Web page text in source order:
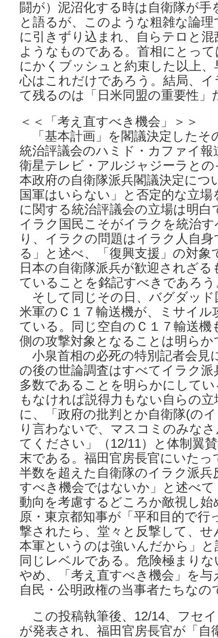
闘が）泥沼化する時は自衛隊が
と語るが、このような粗雑な論
に引きずり込まれ、自らテロと
ようなものである。首相にとっ
にかくブッシュと約束した以上
心はこれだけであろう。結局、
て残るのは「日米同盟の重要性」
＜＜「考え直すべき機会」＞＞
「基本計画」を閣議決定したそ
統治評議会のハミド・カファイ
衛星テレビ・アルジャジーラと
本政府の自衛隊派兵閣議決定につ
国軍はいらない」と否定的な立場
に関する統治評議会の立場は明
イラク国民こそがイラクを統治
り、イラクの問題はイラク人自
る」と述べ、「復興支援」の対象
日本の自衛隊派兵が歓迎されざ
ていることを銘記すべきであろう
そして同じその日、バグダッド
米軍のＣ１７輸送機が、ミサイル
ている。同じ空自のＣ１７輸送
側の攻撃対象となることは明らか
小泉首相の必死の特別記者会見
の後の世論調査はすべてイラク派
多数であることを明らかにして
もなければ説得力もない自らの
に、「政府の批判とか自衛隊(の
り言わないで、マスコミのみな
てください」（12/11）と体制翼
末である。福田官房長官にいたっ
半数を超えた自衛隊のイラク派兵
すべき機会ではないか」と述べて
動向を考慮するどころか敵視し
原・東京都知事が「平和目的で行
撃されたら、堂々と反撃して、
本軍というのは強いんだから」
同じレベルである。危険極まり
やめ、「考え直すべき機会」を
自民・公明政権の当事者たちなの
この投稿執筆後、12/14、フセ
が発表され、福田官房長官が「自